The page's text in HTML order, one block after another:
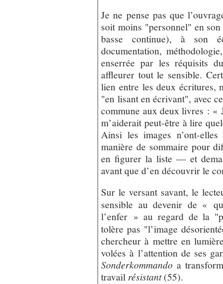
Je ne pense pas que
soit moins "personnel" en
basse continue), à son
documentation,
enserrée par les réquisits
affleurer tout le sensible.
lien entre les deux écritures,
"en lisant en écrivant", avec
commune aux deux livres : «
m’aiderait peut-être à lire
Ainsi les images n’ont-
manière de sommaire pour
en figurer la liste — et
avant que d’en découvrir le
Sur le versant savant, le
sensible au devenir de «
l’enfer » au regard de la
tolère pas "l’image
chercheur à mettre en
volées à l’attention de ses
Sonderkommando a
travail résistant(55).